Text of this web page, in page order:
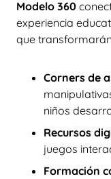
Modelo 360
experiencia
que
Corners de
niños
Recursos
juegos
Formación